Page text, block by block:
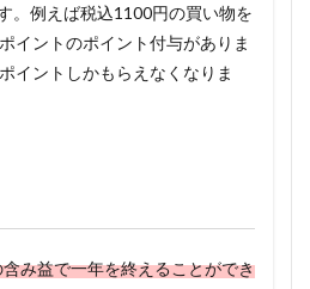
。例えば税込1100円の買い物を
イントのポイント付与がありま
イントしかもらえなくなりま
み益で一年を終えることができ